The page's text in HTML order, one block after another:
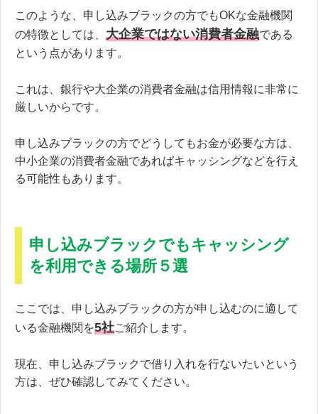
このような、申し込みブラックの方でもOKな金融機関
の特徴としては、 大企業ではない消費者金融である
という点があります。
これは、銀行や大企業の消費者金融は信用情報に非常に
厳しいからです。
申し込みブラックの方でどうしてもお金が必要な方は、
中小企業の消費者金融であればキャッシングなどを行え
る可能性もあります。
申し込みブラックでもキャッシング
を利用できる場所５選
ここでは、申し込みブラックの方が申し込むのに適して
いる金融機関を5社ご紹介します。
現在、申し込みブラックで借り入れを行ないたいという
方は、ぜひ確認してみてください。